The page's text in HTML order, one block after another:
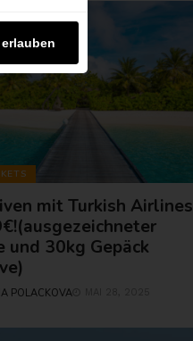
mit Turkish Airlines
und 30kg Gepäck
POLACKOVA